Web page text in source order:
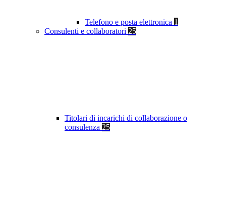
Telefono e posta elettronica 1
Consulenti e collaboratori 25
Titolari di incarichi di collaborazione o
consulenza 25